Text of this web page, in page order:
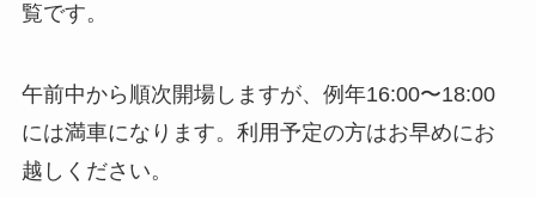
覧です。
午前中から順次開場しますが、例年16:00〜18:00
には満車になります。利用予定の方はお早めにお
越しください。